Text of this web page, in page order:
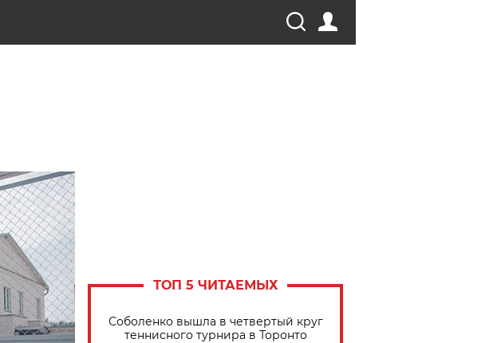
ТОП 5 ЧИТАЕМЫХ
Соболенко вышла в четвертый круг
теннисного турнира в Торонто